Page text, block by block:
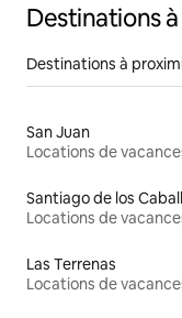
Destinations
Destinations à
San Juan
Locations de
Santiago de los
Locations de
Las Terrenas
Locations de